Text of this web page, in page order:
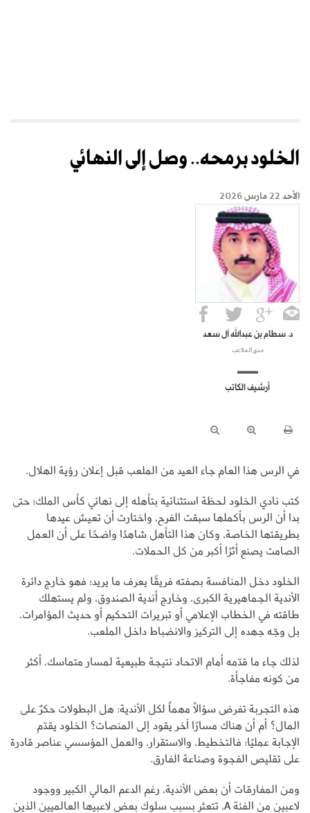
الخلود برمحه.. وصل إلى النهائي
الأحد 22 مارس 2026
د. سطام بن عبدالله آل سعد
مدى الملاعب
أرشيف الكاتب
في الرس هذا العام جاء العيد من الملعب قبل إعلان رؤية الهلال.
كتب نادي الخلود لحظة استثنائية بتأهله إلى نهائي كأس الملك؛ حتى
بدا أن الرس بأكملها سبقت الفرح، واختارت أن تعيش عيدها
بطريقتها الخاصة، وكان هذا التأهل شاهدًا واضحًا على أن العمل
الصامت يصنع أثرًا أكبر من كل الحملات.
الخلود دخل المنافسة بصفته فريقًا يعرف ما يريد؛ فهو خارج دائرة
الأندية الجماهيرية الكبرى، وخارج أندية الصندوق، ولم يستهلك
طاقته في الخطاب الإعلامي أو تبريرات التحكيم أو حديث المؤامرات،
بل وجّه جهده إلى التركيز والانضباط داخل الملعب.
لذلك جاء ما قدّمه أمام الاتحاد نتيجة طبيعية لمسار متماسك، أكثر
من كونه مفاجأة.
هذه التجربة تفرض سؤالًا مهماً لكل الأندية: هل البطولات حكرٌ على
المال؟ أم أن هناك مسارًا آخر يقود إلى المنصات؟ الخلود يقدّم
الإجابة عمليًا؛ فالتخطيط، والاستقرار، والعمل المؤسسي عناصر قادرة
على تقليص الفجوة وصناعة الفارق.
ومن المفارقات أن بعض الأندية، رغم الدعم المالي الكبير ووجود
لاعبين من الفئة A، تتعثر بسبب سلوك بعض لاعبيها العالميين الذين